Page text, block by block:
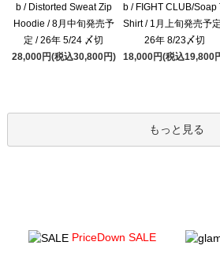
b / Distorted Sweat Zip
Hoodie / 8月中旬発売予
定 / 26年 5/24 〆切
28,000円(税込30,800円)
b / FIGHT CLUB/Soap
Shirt / 1月上旬発売予
26年 8/23〆切
18,000円(税込19,800
もっと見る
PriceDown SALE